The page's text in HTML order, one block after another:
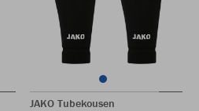
JAKO Tubekousen